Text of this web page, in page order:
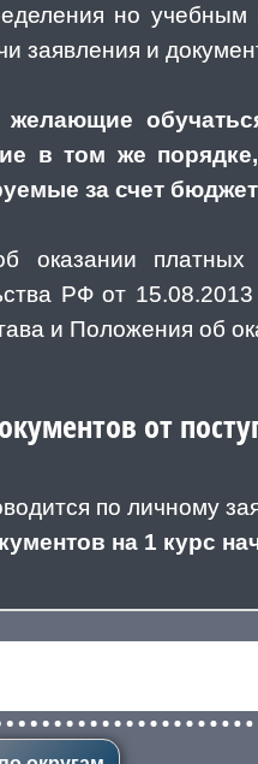
но учебным
заявления и
желающие
в том же
за счет
оказании платных
РФ от
и Положения об
от
по личному
на 1 курс